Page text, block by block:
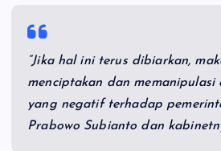
“Jika hal ini terus dibiarkan,
menciptakan dan
yang negatif terhadap
Prabowo Subianto dan